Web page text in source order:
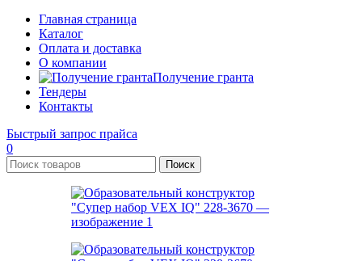
Главная страница
Каталог
Оплата и доставка
О компании
Получение гранта
Тендеры
Контакты
Быстрый запрос прайса
0
Поиск